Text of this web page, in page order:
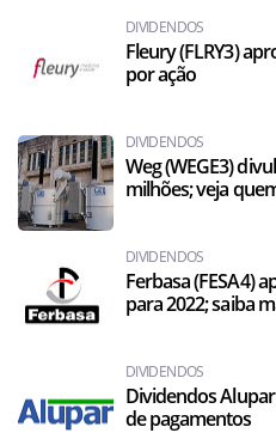
DIVIDENDOS
Fleury (FLRY3)
por ação
DIVIDENDOS
Weg (WEGE3)
milhões; veja
DIVIDENDOS
Ferbasa (FESA4)
para 2022; saiba
DIVIDENDOS
Dividendos
de pagamentos